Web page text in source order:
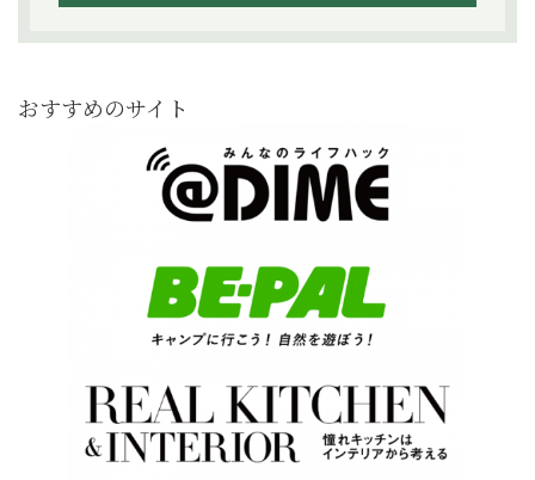
おすすめのサイト